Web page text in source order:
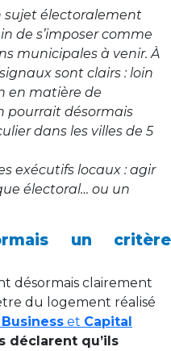
sujet électoralement
de s’imposer comme
municipales à venir. À
sont clairs : loin
en matière de
pourrait désormais
dans les villes de 5
exécutifs locaux : agir
électoral… ou un
un critère
désormais clairement
du logement réalisé
Business et Capital
déclarent qu’ils